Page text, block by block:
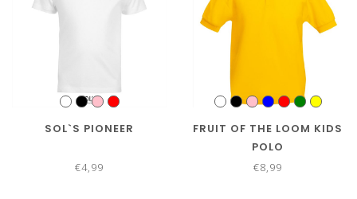
SOL`S PIONEER
€4,99
FRUIT OF THE LOOM KIDS
POLO
€8,99